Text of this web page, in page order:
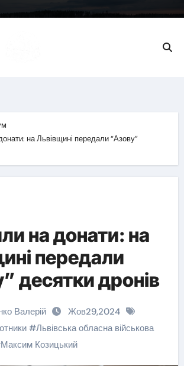
на Львівщині передали “Азову”
на донати: на
передали
десятки дронів
Валерій
Жов29,2024
#Львівська обласна військова
Максим Козицький